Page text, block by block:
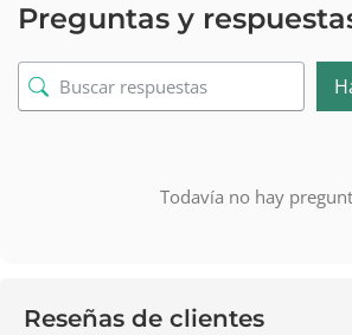
Preguntas y
Todavía no hay
Reseñas de clientes